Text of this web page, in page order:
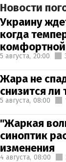
Новости
Украину
когда
комфортной
5 августа, 20:00
Жара не
снизится ли
5 августа, 08:00
"Жаркая
синоптик
изменения
4 августа, 08:00